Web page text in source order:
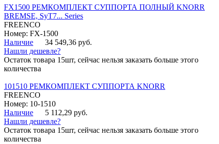
FX1500 РЕМКОМПЛЕКТ СУППОРТА ПОЛНЫЙ KNORR
BREMSE, SyT7... Series
FREENCO
Номер: FX-1500
Наличие
34 549,36 руб.
Нашли дешевле?
Остаток товара 15шт, сейчас нельзя заказать больше этого
количества
101510 РЕМКОМПЛЕКТ СУППОРТА KNORR
FREENCO
Номер: 10-1510
Наличие
5 112,29 руб.
Нашли дешевле?
Остаток товара 15шт, сейчас нельзя заказать больше этого
количества